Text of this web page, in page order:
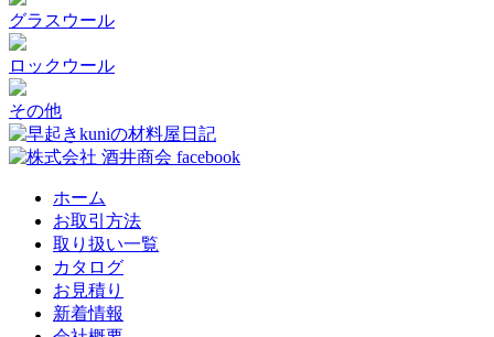
グラスウール
ロックウール
その他
ホーム
お取引方法
取り扱い一覧
カタログ
お見積り
新着情報